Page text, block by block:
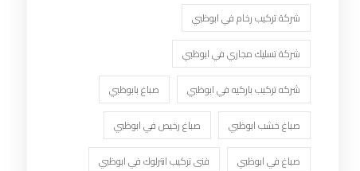
شركة تركيب رخام في ابوظبي
شركة تسليك مجاري في ابوظبي
شركه تركيب باركيه في ابوظبي
صباغ بابوظبي
صباغ خشب ابوظبي
صباغ رخيص في ابوظبي
صباغ في ابوظبي
فنى تركيب انترلوك في ابوظبي